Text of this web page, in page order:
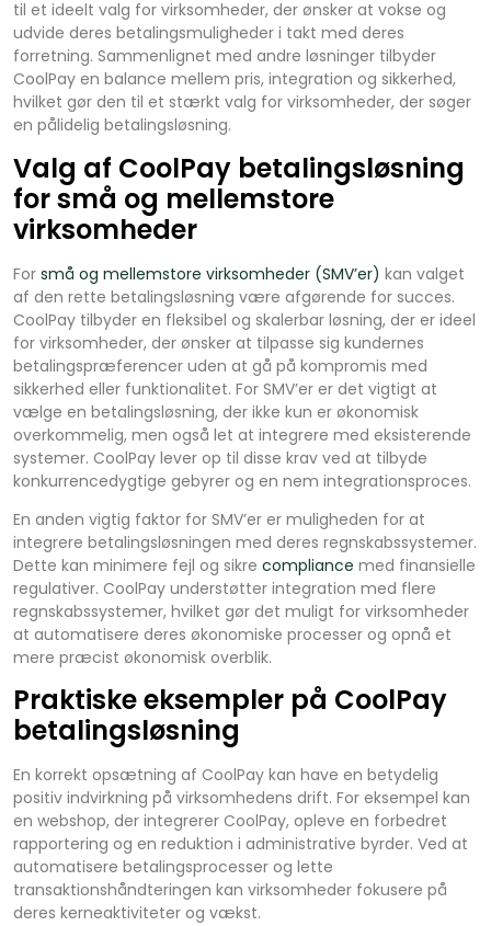
til et ideelt valg for virksomheder, der ønsker at vokse og
udvide deres betalingsmuligheder i takt med deres
forretning. Sammenlignet med andre løsninger tilbyder
CoolPay en balance mellem pris, integration og sikkerhed,
hvilket gør den til et stærkt valg for virksomheder, der søger
en pålidelig betalingsløsning.
Valg af CoolPay betalingsløsning
for små og mellemstore
virksomheder
For små og mellemstore virksomheder (SMV’er) kan valget
af den rette betalingsløsning være afgørende for succes.
CoolPay tilbyder en fleksibel og skalerbar løsning, der er ideel
for virksomheder, der ønsker at tilpasse sig kundernes
betalingspræferencer uden at gå på kompromis med
sikkerhed eller funktionalitet. For SMV’er er det vigtigt at
vælge en betalingsløsning, der ikke kun er økonomisk
overkommelig, men også let at integrere med eksisterende
systemer. CoolPay lever op til disse krav ved at tilbyde
konkurrencedygtige gebyrer og en nem integrationsproces.
En anden vigtig faktor for SMV’er er muligheden for at
integrere betalingsløsningen med deres regnskabssystemer.
Dette kan minimere fejl og sikre compliance med finansielle
regulativer. CoolPay understøtter integration med flere
regnskabssystemer, hvilket gør det muligt for virksomheder
at automatisere deres økonomiske processer og opnå et
mere præcist økonomisk overblik.
Praktiske eksempler på CoolPay
betalingsløsning
En korrekt opsætning af CoolPay kan have en betydelig
positiv indvirkning på virksomhedens drift. For eksempel kan
en webshop, der integrerer CoolPay, opleve en forbedret
rapportering og en reduktion i administrative byrder. Ved at
automatisere betalingsprocesser og lette
transaktionshåndteringen kan virksomheder fokusere på
deres kerneaktiviteter og vækst.